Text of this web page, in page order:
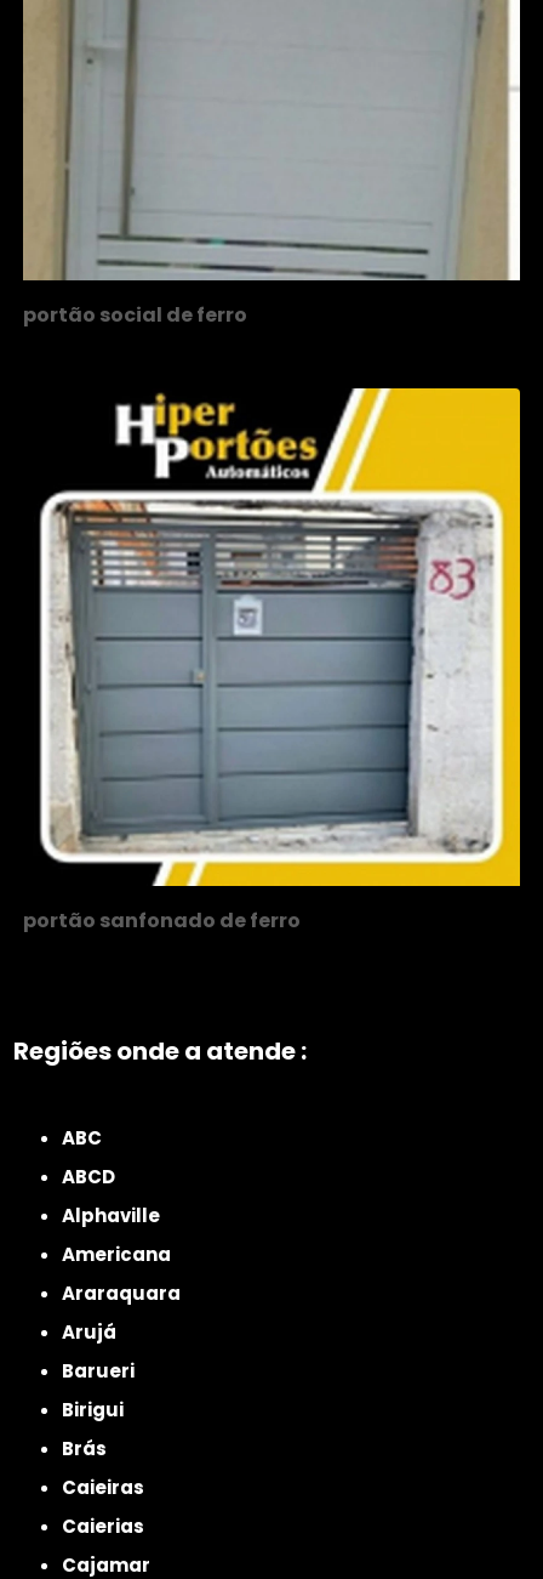
portão social de ferro
portão sanfonado de ferro
Regiões onde a atende :
ABC
ABCD
Alphaville
Americana
Araraquara
Arujá
Barueri
Birigui
Brás
Caieiras
Caierias
Cajamar